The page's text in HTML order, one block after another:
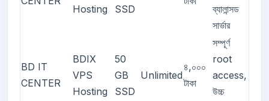
Hosting SSD
ব্যালান্সড
সার্ভার
BD IT
CENTER
BDIX
VPS
Hosting
50
GB
SSD
Unlimited
৪,০০০
টাকা
সম্পূর্ণ
root
access,
উচ্চ